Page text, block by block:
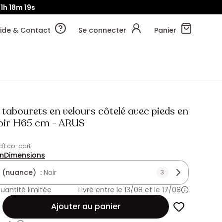
18m 17s
& Contact Se connecter Panier
en velours côtelé avec pieds en
H65 cm - ARUS
part
Dimensions
(nuance) : Noir 3
limitée
Livré entre le 13/08 et le 17/08
Ajouter au panier